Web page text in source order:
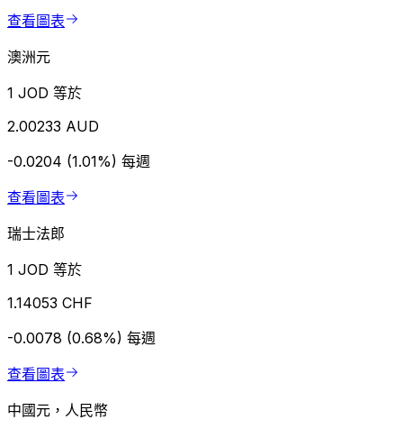
查看圖表
澳洲元
1 JOD 等於
2.00233 AUD
-0.0204 (1.01%) 每週
查看圖表
瑞士法郎
1 JOD 等於
1.14053 CHF
-0.0078 (0.68%) 每週
查看圖表
中國元，人民幣